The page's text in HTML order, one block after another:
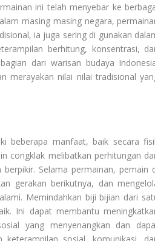
ini telah menyebar ke
masing masing negara,
ia juga sering di gunakan
berhitung, konsentrasi,
dari warisan budaya
merayakan nilai nilai tradisional
beberapa manfaat, baik secara
congklak melibatkan perhitungan
Selama permainan, pemain
gerakan berikutnya, dan
Memindahkan biji bijian dari
Ini dapat membantu
yang menyenangkan dan
sosial, komunikasi,